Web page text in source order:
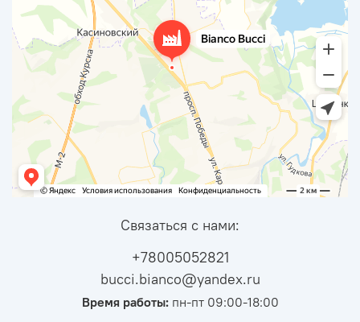
Связаться с нами:
+78005052821
bucci.bianco@yandex.ru
Время работы:пн-пт 09:00-18:00